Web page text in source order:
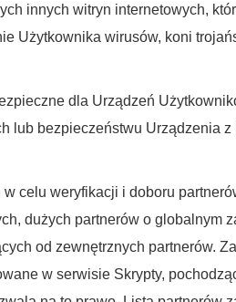
innych witryn internetowych,
Użytkownika wirusów, koni
dla Urządzeń
lub bezpieczeństwu Urządzenia z
celu weryfikacji i doboru
dużych partnerów o globalnym
od zewnętrznych partnerów.
w serwisie Skrypty,